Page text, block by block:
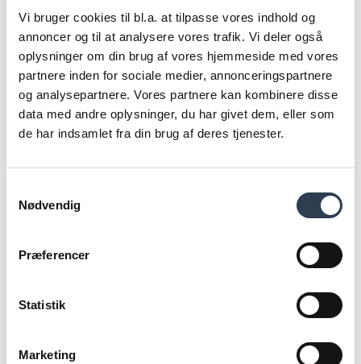
Vi bruger cookies til bl.a. at tilpasse vores indhold og
annoncer og til at analysere vores trafik. Vi deler også
oplysninger om din brug af vores hjemmeside med vores
partnere inden for sociale medier, annonceringspartnere
og analysepartnere. Vores partnere kan kombinere disse
data med andre oplysninger, du har givet dem, eller som
de har indsamlet fra din brug af deres tjenester.
Nødvendig
Præferencer
Statistik
Marketing
Med +35.000 boligsøgende opskrevet på platformen og
mere end 450 lister håndteret, har Waitly stor erfaring med
at sikre den gode brugeroplevelse for alle parter.
Waitly kan håndtere både interne-, eksterne-, børne-,
relations- og parkeringsplads ventelister mm. Det er den
førende løsning i Danmark, og Waitly samarbejder både
kontakte os på
Bliver din forening eller ejendom ikke allerede i dag
administreret hos os, så kan du nemt og hurtigt få et tilbud